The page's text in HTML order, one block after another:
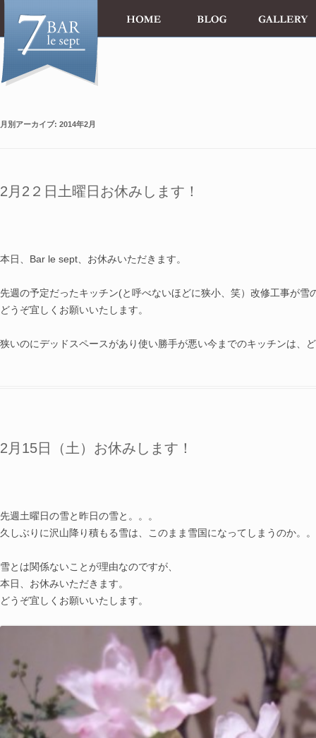
月別アーカイブ: 2014年2月
2月2２日土曜日お休みします！
本日、Bar le sept、お休みいただきます。
先週の予定だったキッチン(と呼べないほどに狭小、笑）改修工事が
どうぞ宜しくお願いいたします。
狭いのにデッドスペースがあり使い勝手が悪い今までのキッチンは、
2月15日（土）お休みします！
先週土曜日の雪と昨日の雪と。。。
久しぶりに沢山降り積もる雪は、このまま雪国になってしまうのか。
雪とは関係ないことが理由なのですが、
本日、お休みいただきます。
どうぞ宜しくお願いいたします。